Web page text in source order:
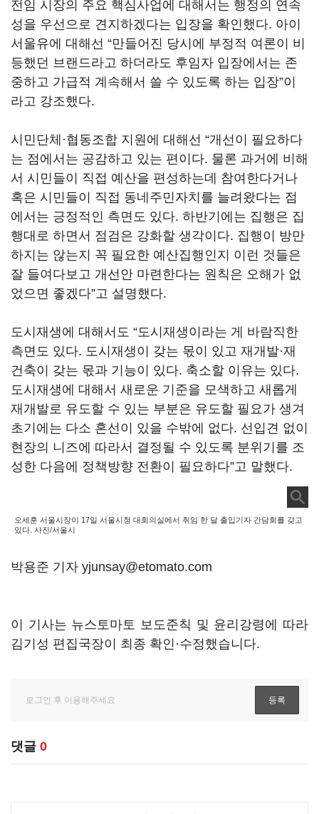
전임 시장의 주요 핵심사업에 대해서는 행정의 연속
성을 우선으로 견지하겠다는 입장을 확인했다. 아이
서울유에 대해선 “만들어진 당시에 부정적 여론이 비
등했던 브랜드라고 하더라도 후임자 입장에서는 존
중하고 가급적 계속해서 쓸 수 있도록 하는 입장”이
라고 강조했다.
시민단체·협동조합 지원에 대해선 “개선이 필요하다
는 점에서는 공감하고 있는 편이다. 물론 과거에 비해
서 시민들이 직접 예산을 편성하는데 참여한다거나
혹은 시민들이 직접 동네주민자치를 늘려왔다는 점
에서는 긍정적인 측면도 있다. 하반기에는 집행은 집
행대로 하면서 점검은 강화할 생각이다. 집행이 방만
하지는 않는지 꼭 필요한 예산집행인지 이런 것들은
잘 들여다보고 개선안 마련한다는 원칙은 오해가 없
었으면 좋겠다”고 설명했다.
도시재생에 대해서도 “도시재생이라는 게 바람직한
측면도 있다. 도시재생이 갖는 몫이 있고 재개발·재
건축이 갖는 몫과 기능이 있다. 축소할 이유는 있다.
도시재생에 대해서 새로운 기준을 모색하고 새롭게
재개발로 유도할 수 있는 부분은 유도할 필요가 생겨
초기에는 다소 혼선이 있을 수밖에 없다. 선입견 없이
현장의 니즈에 따라서 결정될 수 있도록 분위기를 조
성한 다음에 정책방향 전환이 필요하다”고 말했다.
오세훈 서울시장이 17일 서울시청 대회의실에서 취임 한 달 출입기자 간담회를 갖고
있다. 사진/서울시
박용준 기자 yjunsay@etomato.com
이 기사는 뉴스토마토 보도준칙 및 윤리강령에 따라
김기성 편집국장이 최종 확인·수정했습니다.
댓글 0